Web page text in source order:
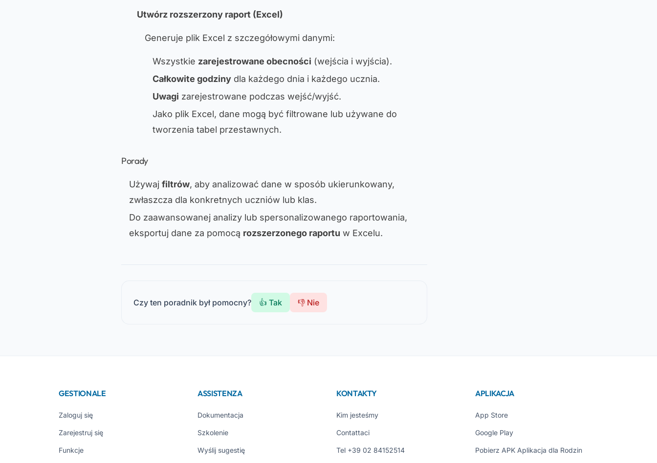
Utwórz rozszerzony raport (Excel)
Generuje plik Excel z szczegółowymi danymi:
Wszystkie zarejestrowane obecności (wejścia i wyjścia).
Całkowite godziny dla każdego dnia i każdego ucznia.
Uwagi zarejestrowane podczas wejść/wyjść.
Jako plik Excel, dane mogą być filtrowane lub używane do
tworzenia tabel przestawnych.
Porady
Używaj filtrów, aby analizować dane w sposób ukierunkowany,
zwłaszcza dla konkretnych uczniów lub klas.
Do zaawansowanej analizy lub spersonalizowanego raportowania,
eksportuj dane za pomocą rozszerzonego raportu w Excelu.
Czy ten poradnik był pomocny? 👍 Tak 👎 Nie
GESTIONALE
Zaloguj się
Zarejestruj się
Funkcje
ASSISTENZA
Dokumentacja
Szkolenie
Wyślij sugestię
KONTAKTY
Kim jesteśmy
Contattaci
Tel +39 02 84152514
APLIKACJA
App Store
Google Play
Pobierz APK Aplikacja dla Rodzin